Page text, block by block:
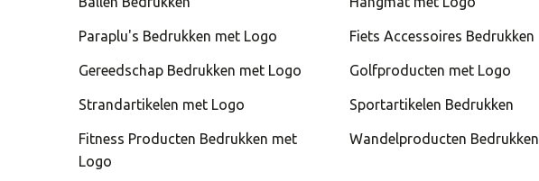
Paraplu's Bedrukken met Logo
Gereedschap Bedrukken met Logo
Strandartikelen met Logo
Fitness Producten Bedrukken met
Logo
Fiets Accessoires Bedrukken
Golfproducten met Logo
Sportartikelen Bedrukken
Wandelproducten Bedrukken